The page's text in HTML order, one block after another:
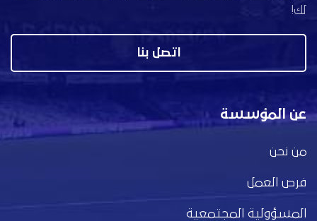
لك!
اتصل بنا
عن المؤسسة
من نحن
فرص العمل
المسؤولية المجتمعية